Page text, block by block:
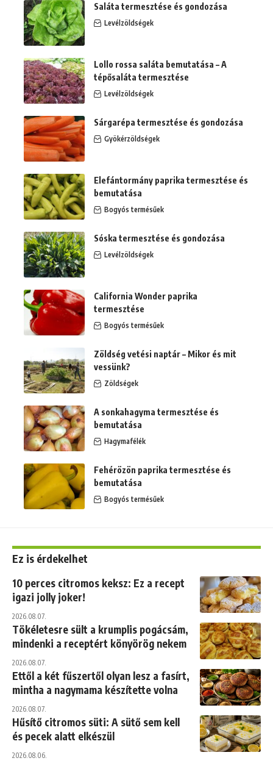
Saláta termesztése és gondozása
Levélzöldségek
Lollo rossa saláta bemutatása – A
tépősaláta termesztése
Levélzöldségek
Sárgarépa termesztése és gondozása
Gyökérzöldségek
Elefántormány paprika termesztése és
bemutatása
Bogyós termésűek
Sóska termesztése és gondozása
Levélzöldségek
California Wonder paprika
termesztése
Bogyós termésűek
Zöldség vetési naptár – Mikor és mit
vessünk?
Zöldségek
A sonkahagyma termesztése és
bemutatása
Hagymafélék
Fehérözön paprika termesztése és
bemutatása
Bogyós termésűek
Ez is érdekelhet
10 perces citromos keksz: Ez a recept
igazi jolly joker!
2026.08.07.
Tökéletesre sült a krumplis pogácsám,
mindenki a receptért könyörög nekem
2026.08.07.
Ettől a két fűszertől olyan lesz a fasírt,
mintha a nagymama készítette volna
2026.08.07.
Hűsítő citromos süti: A sütő sem kell
és pecek alatt elkészül
2026.08.06.